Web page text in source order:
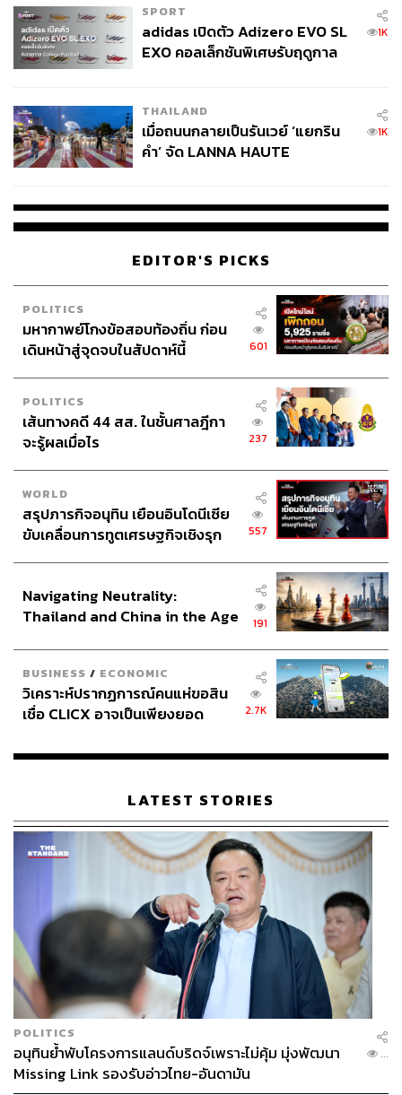
SPORT
adidas เปิดตัว Adizero EVO SL
EXO คอลเล็กชันพิเศษรับฤดูกาล
1K
THAILAND
เมื่อถนนกลายเป็นรันเวย์ ‘แยกริน
คำ’ จัด LANNA HAUTE
1K
EDITOR'S PICKS
POLITICS
มหากาพย์โกงข้อสอบท้องถิ่น ก่อน
เดินหน้าสู่จุดจบในสัปดาห์นี้
601
POLITICS
เส้นทางคดี 44 สส. ในชั้นศาลฎีกา
จะรู้ผลเมื่อไร
237
WORLD
สรุปภารกิจอนุทิน เยือนอินโดนีเซีย
ขับเคลื่อนการทูตเศรษฐกิจเชิงรุก
557
Navigating Neutrality:
Thailand and China in the Age
191
BUSINESS / ECONOMIC
วิเคราะห์ปรากฏการณ์คนแห่ขอสิน
เชื่อ CLICX อาจเป็นเพียงยอด
เรือนไทยที่ถูกซุกไว้
2.7K
LATEST STORIES
POLITICS
อนุทินย้ำพับโครงการแลนด์บริดจ์เพราะไม่คุ้ม มุ่งพัฒนา
Missing Link รองรับอ่าวไทย-อันดามัน
...